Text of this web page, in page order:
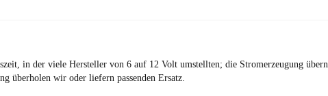
in der viele Hersteller von 6 auf 12 Volt umstellten; die Stromerzeugung
überholen wir oder liefern passenden Ersatz.